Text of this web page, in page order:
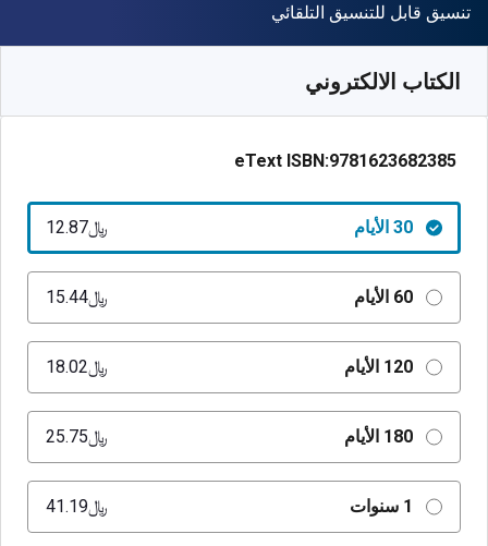
شكل
تنسيق قابل للتنسيق التلقائي
الكتاب الالكتروني
eText ISBN:9781623682385
30 الأيام ﷼‎12.87
60 الأيام ﷼‎15.44
120 الأيام ﷼‎18.02
180 الأيام ﷼‎25.75
1 سنوات ﷼‎41.19